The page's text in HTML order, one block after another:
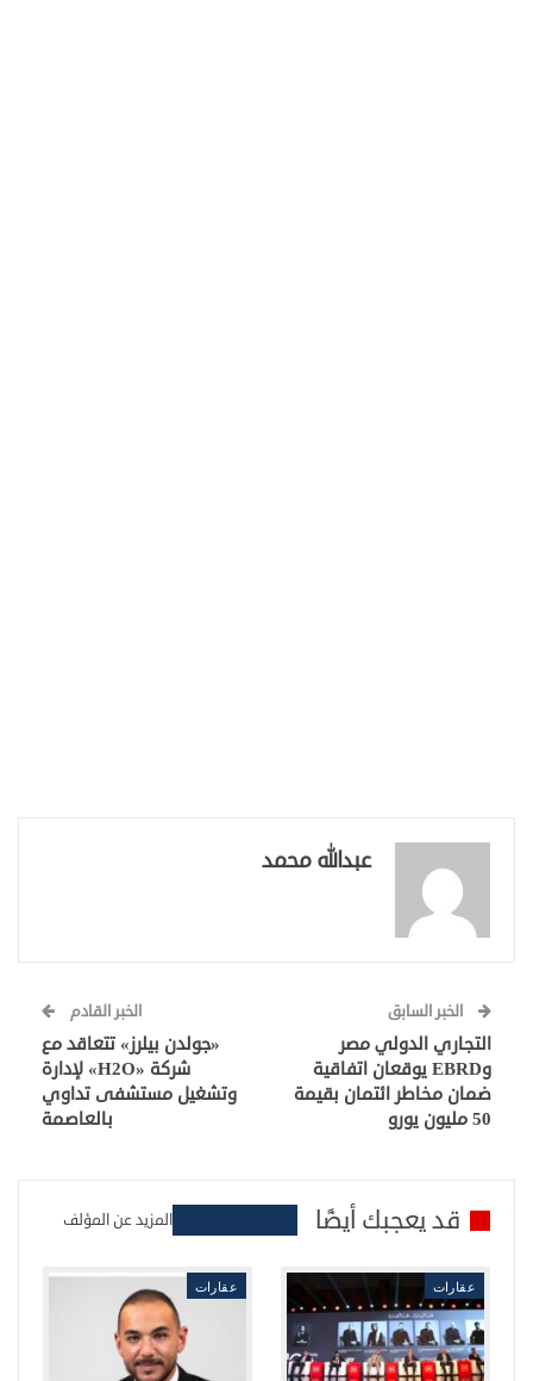
عبدالله محمد
الخبر السابق
التجاري الدولي مصر
وEBRD يوقعان اتفاقية
ضمان مخاطر ائتمان بقيمة
50 مليون يورو
الخبر القادم
«جولدن بيلرز» تتعاقد مع
شركة «H2O» لإدارة
وتشغيل مستشفى تداوي
بالعاصمة
قد يعجبك أيضًا المزيد عن المؤلف
عقارات عقارات